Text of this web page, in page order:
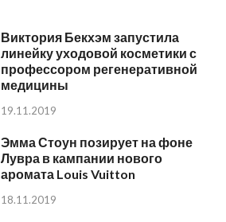
Виктория Бекхэм запустила
линейку уходовой косметики с
профессором регенеративной
медицины
19.11.2019
Эмма Стоун позирует на фоне
Лувра в кампании нового
аромата Louis Vuitton
18.11.2019